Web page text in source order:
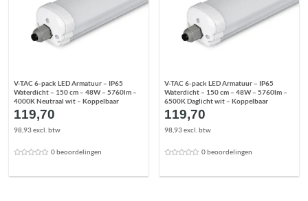
V-TAC 6-pack LED Armatuur – IP65
Waterdicht – 150 cm – 48W – 5760lm –
4000K Neutraal wit – Koppelbaar
119,70
98,93 excl. btw
0 beoordelingen
V-TAC 6-pack LED Armatuur – IP65
Waterdicht – 150 cm – 48W – 5760lm –
6500K Daglicht wit – Koppelbaar
119,70
98,93 excl. btw
0 beoordelingen